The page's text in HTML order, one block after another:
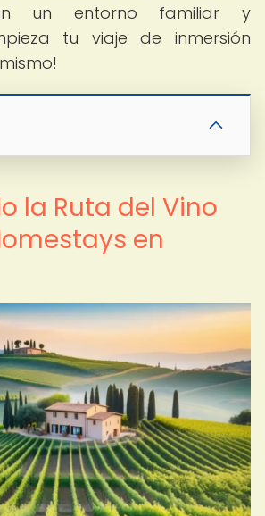
un entorno familiar y
tu viaje de inmersión
la Ruta del Vino
en